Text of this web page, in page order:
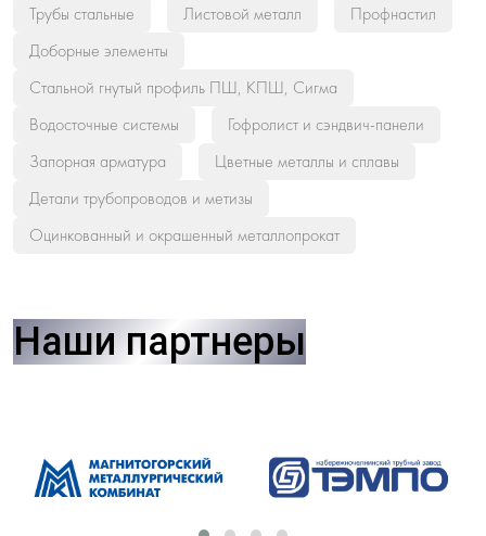
Трубы стальные
Листовой металл
Профнастил
Доборные элементы
Стальной гнутый профиль ПШ, КПШ, Сигма
Водосточные системы
Гофролист и сэндвич-панели
Запорная арматура
Цветные металлы и сплавы
Детали трубопроводов и метизы
Оцинкованный и окрашенный металлопрокат
Наши партнеры